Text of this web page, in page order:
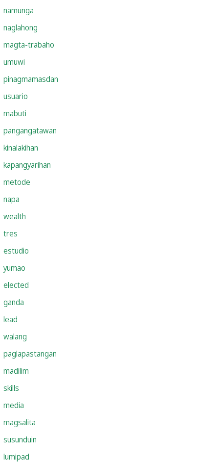
namunga
naglahong
magta-trabaho
umuwi
pinagmamasdan
usuario
mabuti
pangangatawan
kinalakihan
kapangyarihan
metode
napa
wealth
tres
estudio
yumao
elected
ganda
lead
walang
paglapastangan
madilim
skills
media
magsalita
susunduin
lumipad